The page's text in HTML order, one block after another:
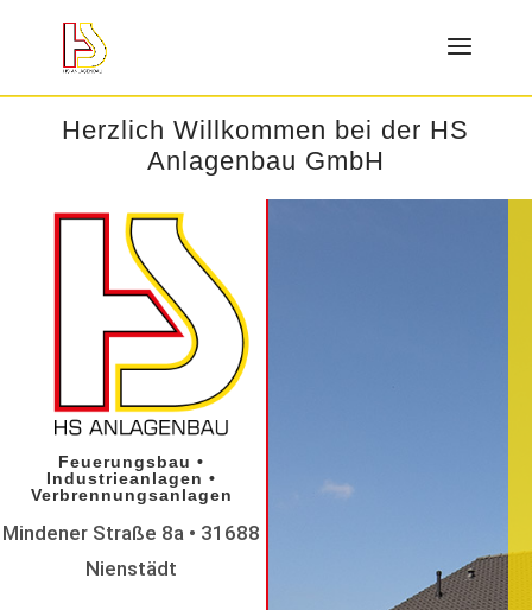
Herzlich Willkommen bei der HS
Anlagenbau GmbH
Feuerungsbau •
Industrieanlagen •
Verbrennungsanlagen
Mindener Straße 8a • 31688
Nienstädt